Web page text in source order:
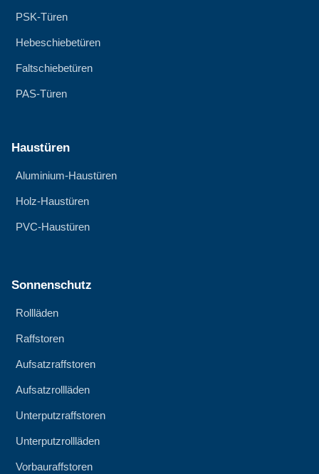
PSK-Türen
Hebeschiebetüren
Faltschiebetüren
PAS-Türen
Haustüren
Aluminium-Haustüren
Holz-Haustüren
PVC-Haustüren
Sonnenschutz
Rollläden
Raffstoren
Aufsatzraffstoren
Aufsatzrollläden
Unterputzraffstoren
Unterputzrollläden
Vorbauraffstoren